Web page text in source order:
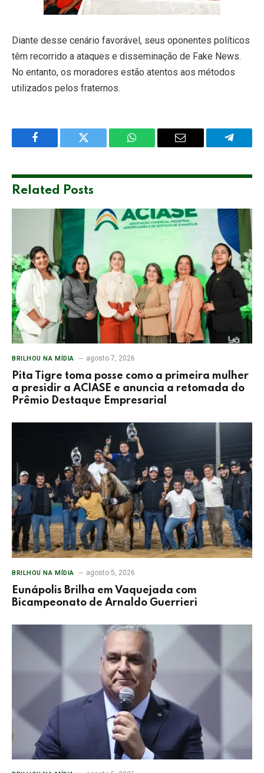
Diante desse cenário favorável, seus oponentes políticos
têm recorrido a ataques e disseminação de Fake News.
No entanto, os moradores estão atentos aos métodos
utilizados pelos fraternos.
Facebook Twitter WhatsApp Email
Related Posts
BRILHOU NA MÍDIA agosto 7, 2026
Pita Tigre toma posse como a primeira mulher
a presidir a ACIASE e anuncia a retomada do
Prêmio Destaque Empresarial
BRILHOU NA MÍDIA agosto 5, 2026
Eunápolis Brilha em Vaquejada com
Bicampeonato de Arnaldo Guerrieri